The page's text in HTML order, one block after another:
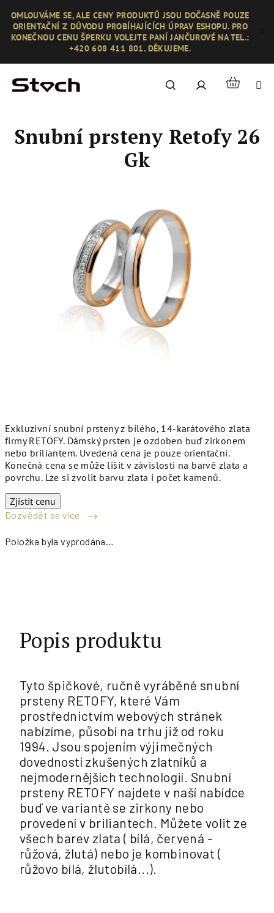
obsah
OMLOUVÁME SE, ALE CENY PRODUKTŮ JSOU DOČASNĚ POUZE
ORIENTAČNÍ Z DŮVODU PROBÍHAJÍCÍCH ÚPRAV ESHOPU. PRO
KONEČNOU CENU ŠPERKU VOLEJTE PANÍ JANČUROVÉ NA TEL.:
+420 608 411 801. DĚKUJEME.
Hledat PřihlášeníNákupní
Exkluzivní snubní prsteny z bílého, 14-karátového zlata
firmy RETOFY. Dámský prsten je ozdoben buď zirkonem
nebo briliantem. Uvedená cena je pouze orientační.
Konečná cena se může lišit v závislosti na barvě zlata a
povrchu. Lze si zvolit barvu zlata i počet kamenů.
Zjistit cenu
Dozvědět se více
Položka byla vyprodána…
Snubní prsteny Retofy 26
Gk
Popis produktu
Tyto špičkové, ručně vyráběné snubní
prsteny RETOFY, které Vám
prostřednictvím webových stránek
nabízíme, působí na trhu již od roku
1994. Jsou spojením výjimečných
dovedností zkušených zlatníků a
nejmodernějších technologií. Snubní
prsteny RETOFY najdete v naší nabídce
buď ve variantě se zirkony nebo
provedení v briliantech. Můžete volit ze
všech barev zlata ( bílá, červená -
růžová, žlutá) nebo je kombinovat (
růžovo bílá, žlutobílá...).